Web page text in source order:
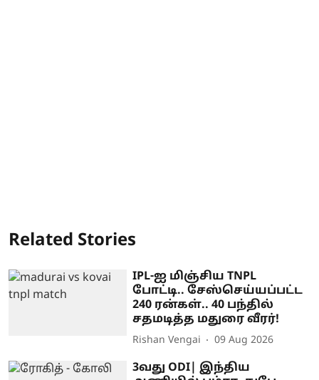
Related Stories
IPL-ஐ மிஞ்சிய TNPL
போட்டி.. சேஸ்செய்யப்பட்ட
240 ரன்கள்.. 40 பந்தில்
சதமடித்த மதுரை வீரர்!
Rishan Vengai 09 Aug 2026
3வது ODI| இந்திய